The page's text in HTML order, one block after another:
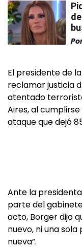
El presidente de
reclamar justicia
atentado
Aires, al cumplirse
ataque que dejó
Ante la
parte del
acto, Borger dijo
nuevo, ni una
nueva”.